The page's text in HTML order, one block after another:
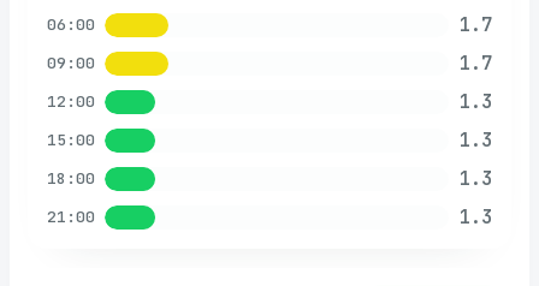
06:00 1.7
09:00 1.7
12:00 1.3
15:00 1.3
18:00 1.3
21:00 1.3